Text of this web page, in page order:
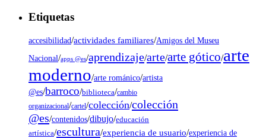
Etiquetas
accesibilidad/actividades familiares/Amigos del Museu
Nacional/apps @es/aprendizaje/arte/arte gótico/arte
moderno/arte románico/artista
@es/barroco/biblioteca/cambio
organizacional/cartel/colección/colección
@es/contenidos/dibujo/educación
artística/escultura/experiencia de usuario/experiencia de